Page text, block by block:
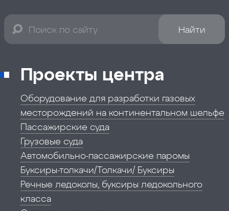
Найти
Проекты центра
Оборудование для разработки газовых
месторождений на континентальном шельфе
Пассажирские суда
Грузовые суда
Автомобильно-пассажирские паромы
Буксиры-толкачи/Толкачи/ Буксиры
Речные ледоколы, буксиры ледокольного
класса